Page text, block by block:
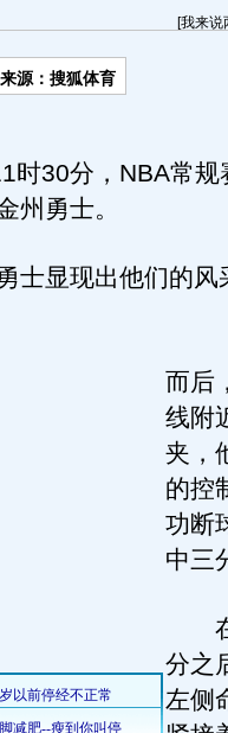
[我来说
来源：搜狐体育
30分，NBA常规
州勇士。
显现出他们的风
而后
线附
夹，
的控
功断
中三
在
分之
左侧